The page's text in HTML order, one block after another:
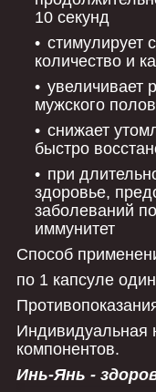
10 секунд
стимулирует
количество и
увеличивает
мужского
снижает
быстро
при
здоровье,
заболеваний
иммунитет
Способ
по 1 капсуле
Индивидуальная
компонентов.
Инь-Янь -